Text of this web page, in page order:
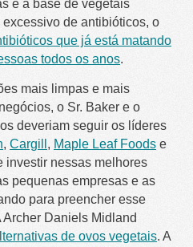
e à base de vegetais
de antibióticos, o
que já está matando
todos os anos.
mais limpas e mais
o Sr. Baker e o
deveriam seguir os líderes
, Cargill , Maple Leaf Foods e
investir nessas melhores
pequenas empresas e as
para preencher esse
Daniels Midland
de ovos vegetais. A